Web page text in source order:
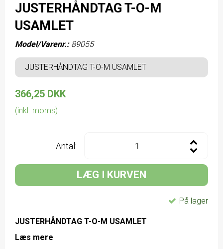
JUSTERHÅNDTAG T-O-M
USAMLET
Model/Varenr.: 89055
JUSTERHÅNDTAG T-O-M USAMLET
366,25 DKK
(inkl. moms)
Antal:
LÆG I KURVEN
På lager
JUSTERHÅNDTAG T-O-M USAMLET
Læs mere